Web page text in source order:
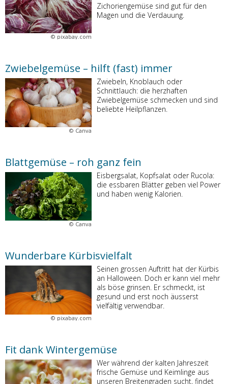
© pixabay.com
Zichoriengemüse sind gut für den
Magen und die Verdauung.
Zwiebelgemüse – hilft (fast) immer
© Canva
Zwiebeln, Knoblauch oder
Schnittlauch: die herzhaften
Zwiebelgemüse schmecken und sind
beliebte Heilpflanzen.
Blattgemüse – roh ganz fein
© Canva
Eisbergsalat, Kopfsalat oder Rucola:
die essbaren Blätter geben viel Power
und haben wenig Kalorien.
Wunderbare Kürbisvielfalt
© pixabay.com
Seinen grossen Auftritt hat der Kürbis
an Halloween. Doch er kann viel mehr
als böse grinsen. Er schmeckt, ist
gesund und erst noch äusserst
vielfältig verwendbar.
Fit dank Wintergemüse
Wer während der kalten Jahreszeit
frische Gemüse und Keimlinge aus
unseren Breitengraden sucht, findet